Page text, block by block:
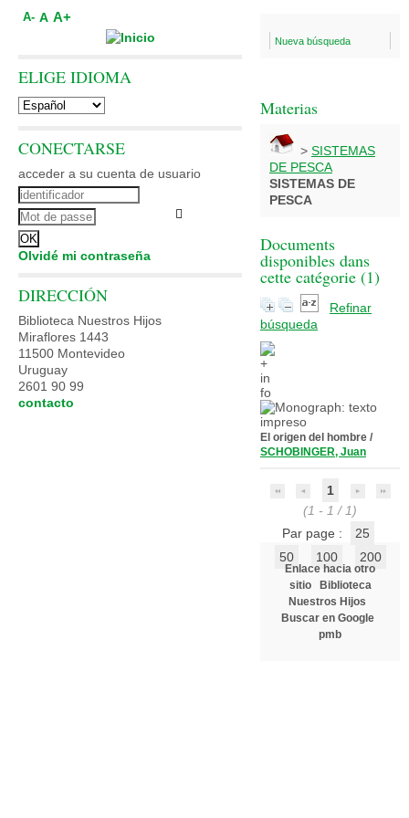
Nueva búsqueda
Materias
> SISTEMAS
DE PESCA
SISTEMAS DE
PESCA
Documents
disponibles dans
cette catégorie (1)
Refinar
búsqueda
El origen del hombre /
SCHOBINGER, Juan
1
(1 - 1 / 1)
Par page :
25
50
100 200
Enlace hacia otro
sitio
Biblioteca
Nuestros Hijos
Buscar en Google
pmb
A- A A+
ELIGE IDIOMA
CONECTARSE
acceder a su cuenta de usuario
Olvidé mi contraseña
DIRECCIÓN
Biblioteca Nuestros Hijos
Miraflores 1443
11500 Montevideo
Uruguay
2601 90 99
contacto